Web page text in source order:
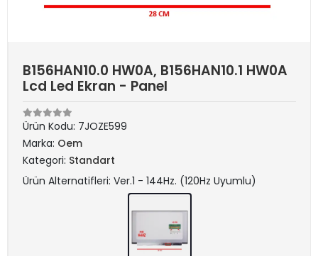
B156HAN10.0 HW0A, B156HAN10.1 HW0A
Lcd Led Ekran - Panel
Ürün Kodu: 7JOZE599
Marka: Oem
Kategori: Standart
Ürün Alternatifleri: Ver.1 - 144Hz. (120Hz Uyumlu)